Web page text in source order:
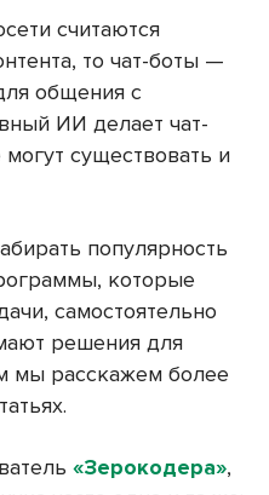
считаются
то чат-боты —
общения с
ИИ делает чат-
существовать и
популярность
которые
самостоятельно
решения для
мы расскажем более
«Зерокодера»,